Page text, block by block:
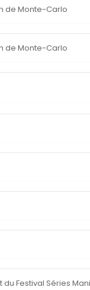
de Monte-Carlo
de Monte-Carlo
Festival Séries